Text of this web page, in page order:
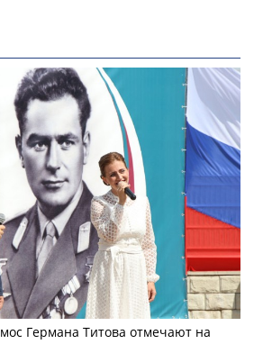
Германа Титова отмечают на